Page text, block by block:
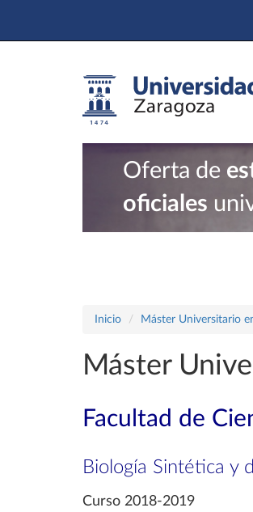
Oferta de
oficiales
Inicio Máster Universitario
Máster
Facultad de
Biología Sintética y
Curso 2018-2019